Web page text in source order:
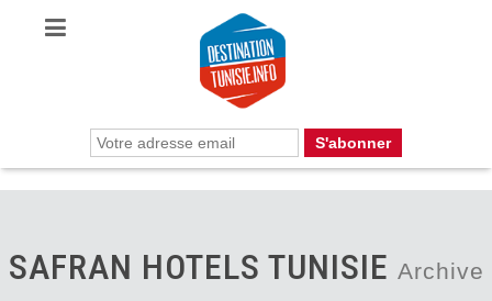
SAFRAN HOTELS TUNISIE Archive